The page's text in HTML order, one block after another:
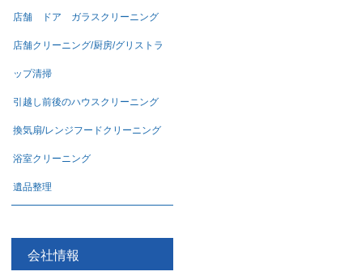
店舗 ドア ガラスクリーニング
店舗クリーニング/厨房/グリストラ
ップ清掃
引越し前後のハウスクリーニング
換気扇/レンジフードクリーニング
浴室クリーニング
遺品整理
会社情報